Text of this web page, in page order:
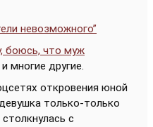
невозможного”
боюсь, что муж
и многие другие.
откровения юной
только-только
с